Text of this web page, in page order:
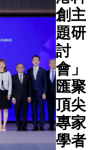
創主
題研
討
會」
匯聚
頂尖
專家
學者